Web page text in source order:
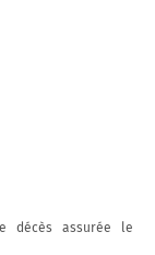
décès assurée le